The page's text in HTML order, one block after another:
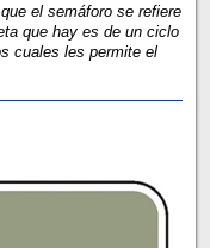
el semáforo se refiere
que hay es de un ciclo
cuales les permite el